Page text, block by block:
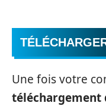
Une fois votre
téléchargement